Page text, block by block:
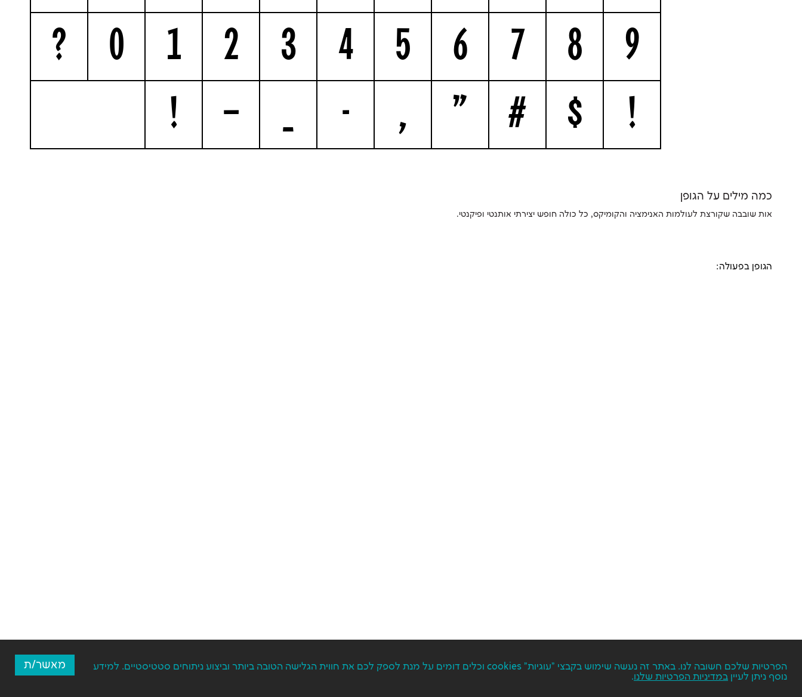
9
8
7
6
5
4
3
2
1
0
?
!
$
#
"
,
-
—
!
כמה מילים על הגופן
אות שובבה שקורצת לעולמות האנימציה והקומיקס, כל כולה חופש יצירתי אותנטי ופיקנטי.
הגופן בפעולה:
הפרטיות שלכם חשובה לנו. באתר זה נעשה שימוש בקבצי "עוגיות" cookies וכלים דומים על מנת לספק לכם את חווית הגלישה הטובה ביותר וביצוע ניתוחים סטטיסטיים. למידע
נוסף ניתן לעיין במדיניות הפרטיות שלנו.
מאשר/ת